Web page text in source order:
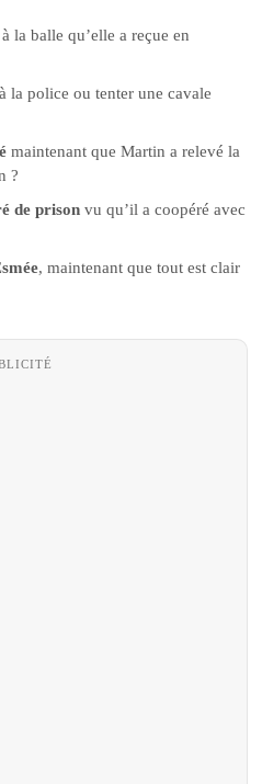
à la balle qu’elle a reçue en
à la police ou tenter une cavale
maintenant que Martin a relevé la
?
de prison vu qu’il a coopéré avec
, maintenant que tout est clair